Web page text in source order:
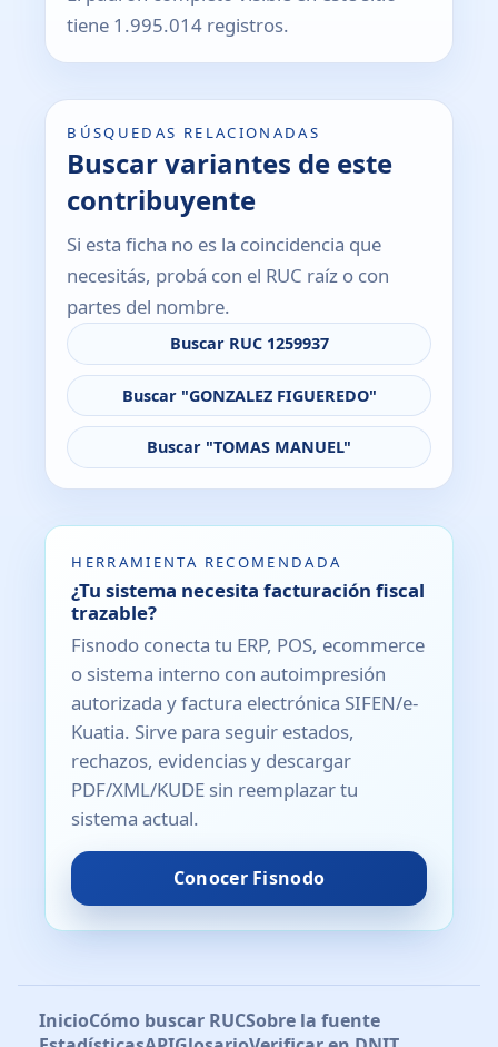
tiene 1.995.014 registros.
BÚSQUEDAS RELACIONADAS
Buscar variantes de este
contribuyente
Si esta ficha no es la coincidencia que
necesitás, probá con el RUC raíz o con
partes del nombre.
Buscar RUC 1259937
Buscar "GONZALEZ FIGUEREDO"
Buscar "TOMAS MANUEL"
HERRAMIENTA RECOMENDADA
¿Tu sistema necesita facturación fiscal
trazable?
Fisnodo conecta tu ERP, POS, ecommerce
o sistema interno con autoimpresión
autorizada y factura electrónica SIFEN/e-
Kuatia. Sirve para seguir estados,
rechazos, evidencias y descargar
PDF/XML/KUDE sin reemplazar tu
sistema actual.
Conocer Fisnodo
InicioCómo buscar RUCSobre la fuente